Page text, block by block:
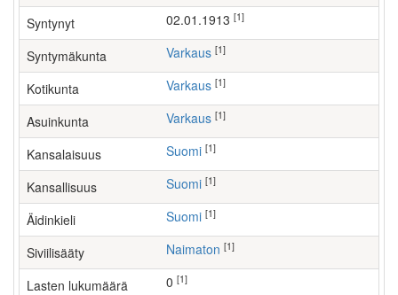
Syntynyt 02.01.1913 [1]
Syntymäkunta Varkaus [1]
Kotikunta Varkaus [1]
Asuinkunta Varkaus [1]
Kansalaisuus Suomi [1]
Kansallisuus Suomi [1]
Äidinkieli Suomi [1]
Siviilisääty Naimaton [1]
Lasten lukumäärä [1]